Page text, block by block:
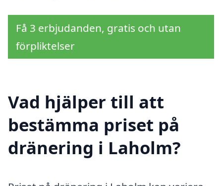
Få 3 erbjudanden, gratis och utan
förpliktelser
Vad hjälper till att
bestämma priset på
dränering i Laholm?